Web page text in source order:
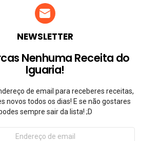
NEWSLETTER
Nenhuma Receita do
Iguaria!
de email para receberes receitas,
novos todos os dias! E se não gostares
sempre sair da lista! ;D